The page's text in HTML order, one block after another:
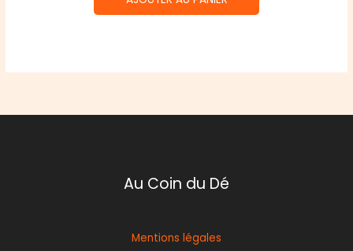
Au Coin du Dé
Mentions légales